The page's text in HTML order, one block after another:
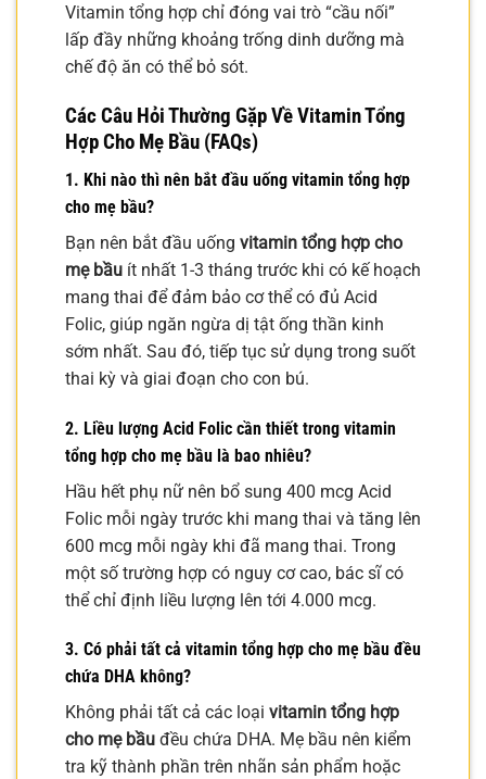
Vitamin tổng hợp chỉ đóng vai trò “cầu nối”
lấp đầy những khoảng trống dinh dưỡng mà
chế độ ăn có thể bỏ sót.
Các Câu Hỏi Thường Gặp Về Vitamin Tổng
Hợp Cho Mẹ Bầu (FAQs)
1. Khi nào thì nên bắt đầu uống vitamin tổng hợp
cho mẹ bầu?
Bạn nên bắt đầu uống vitamin tổng hợp cho
mẹ bầu ít nhất 1-3 tháng trước khi có kế hoạch
mang thai để đảm bảo cơ thể có đủ Acid
Folic, giúp ngăn ngừa dị tật ống thần kinh
sớm nhất. Sau đó, tiếp tục sử dụng trong suốt
thai kỳ và giai đoạn cho con bú.
2. Liều lượng Acid Folic cần thiết trong vitamin
tổng hợp cho mẹ bầu là bao nhiêu?
Hầu hết phụ nữ nên bổ sung 400 mcg Acid
Folic mỗi ngày trước khi mang thai và tăng lên
600 mcg mỗi ngày khi đã mang thai. Trong
một số trường hợp có nguy cơ cao, bác sĩ có
thể chỉ định liều lượng lên tới 4.000 mcg.
3. Có phải tất cả vitamin tổng hợp cho mẹ bầu đều
chứa DHA không?
Không phải tất cả các loại vitamin tổng hợp
cho mẹ bầu đều chứa DHA. Mẹ bầu nên kiểm
tra kỹ thành phần trên nhãn sản phẩm hoặc